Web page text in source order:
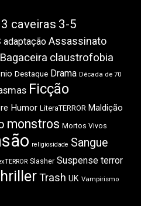
3 caveiras 3-5
adaptação Assassinato
Bagaceira claustrofobia
Destaque Drama Década de 70
Ficção
Humor LiteraTERROR Maldição
monstros Mortos Vivos
religiosidade Sangue
Slasher Suspense terror
Trash UK Vampirismo